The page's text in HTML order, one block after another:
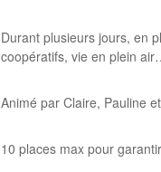
Durant plusieurs jours, en
coopératifs, vie en plein
Animé par Claire, Pauline
10 places max pour